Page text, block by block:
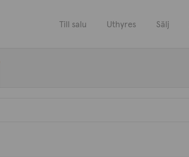
Till salu Uthyres Sälj